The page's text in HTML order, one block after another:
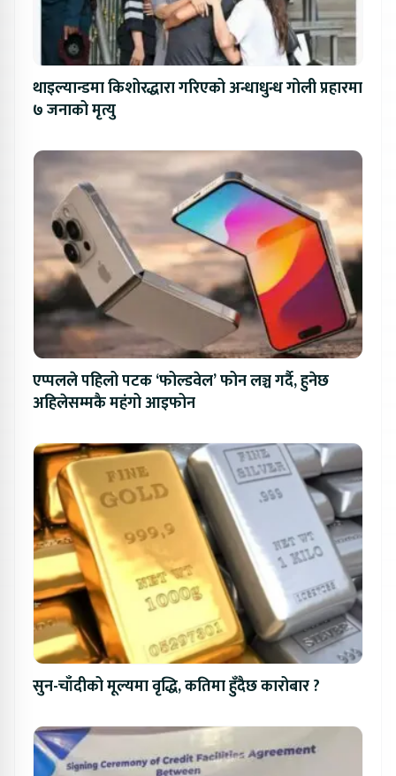
थाइल्यान्डमा किशोरद्धारा गरिएको अन्धाधुन्ध गोली प्रहारमा
७ जनाको मृत्यु
एप्पलले पहिलो पटक ‘फोल्डवेल’ फोन लञ्च गर्दै, हुनेछ
अहिलेसम्मकै महंगो आइफोन
सुन-चाँदीको मूल्यमा वृद्धि, कतिमा हुँदैछ कारोबार ?